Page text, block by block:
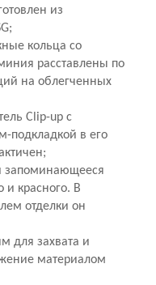
из
кольца со
расставлены по
на облегченных
Clip-up с
подкладкой в его
запоминающееся
и красного. В
отделки он
для захвата и
материалом